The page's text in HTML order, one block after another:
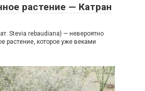
растение — Катран
Stevia rebaudiana) — невероятно
растение, которое уже веками